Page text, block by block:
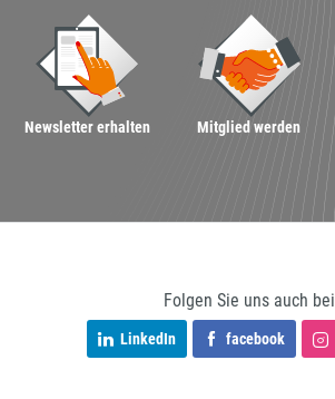
Newsletter erhalten Mitglied werden
Folgen Sie uns auch bei
LinkedIn facebook